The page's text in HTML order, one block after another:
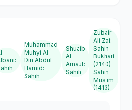
:
Muhammad
Muhyi Al-
Din Abdul
Hamid:
Sahih
Shuaib
Al
Arnaut:
Sahih
Zubair
Ali Zai:
Sahih
Bukhari
(2140)
Sahih
Muslim
(1413)